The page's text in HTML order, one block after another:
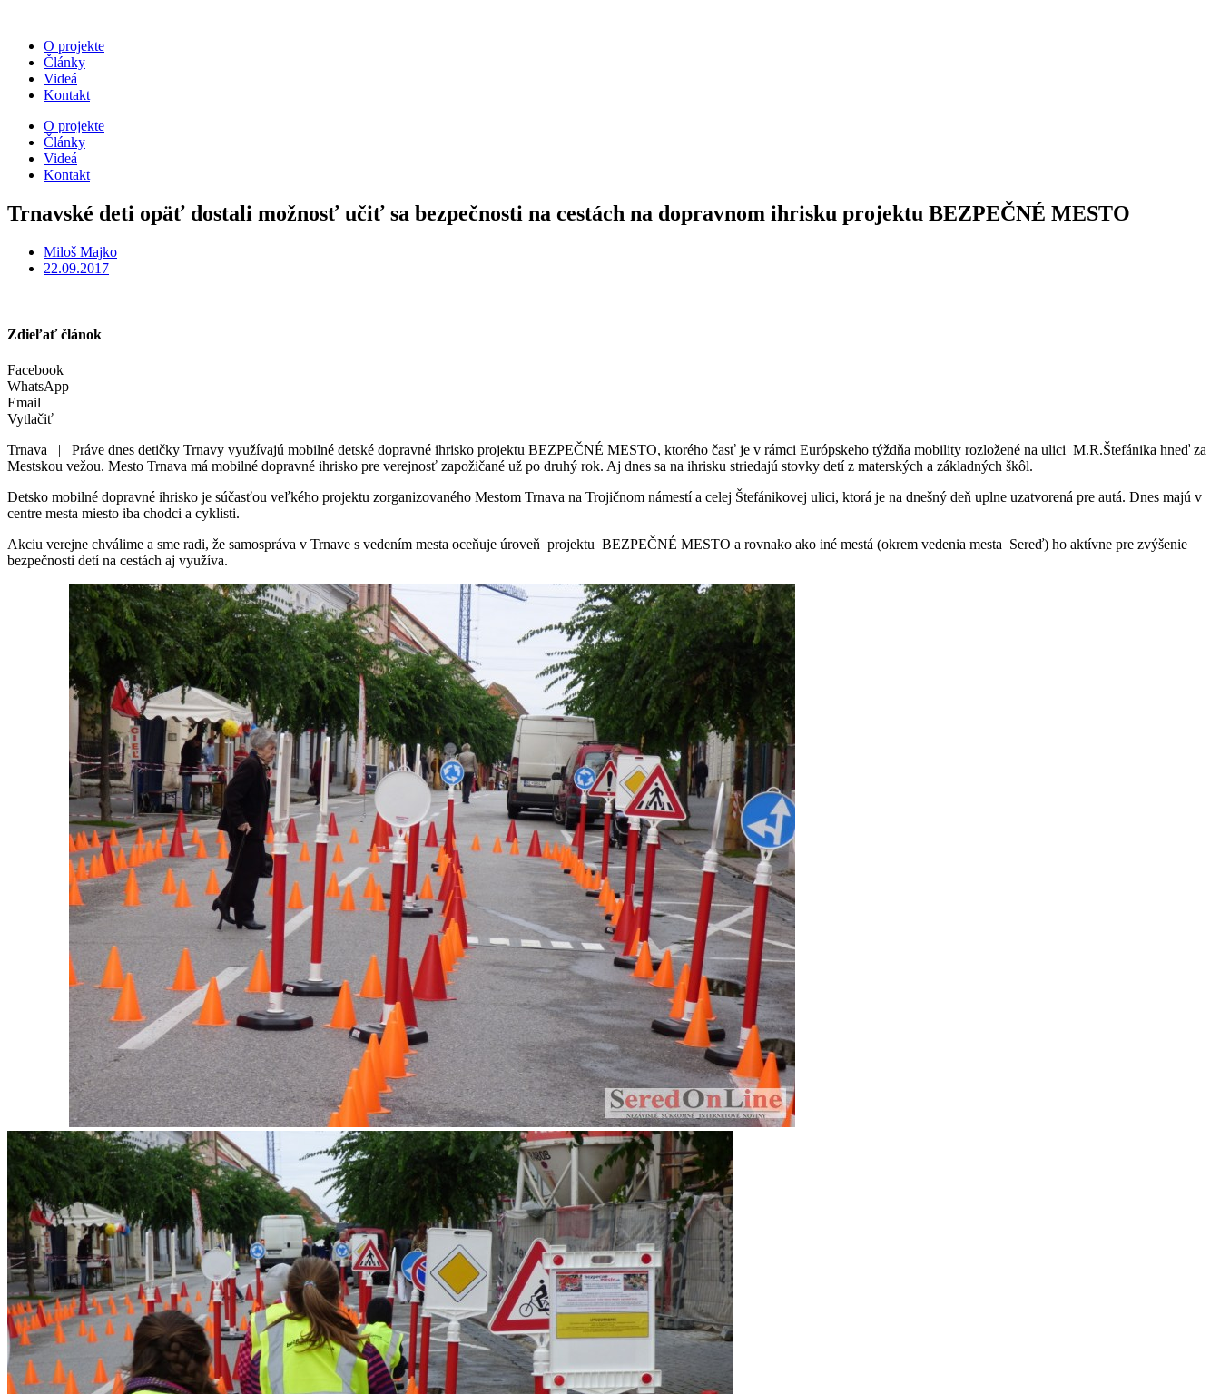
O projekte
Články
Videá
Kontakt
O projekte
Články
Videá
Kontakt
Trnavské deti opäť dostali možnosť učiť sa bezpečnosti na cestách na dopravnom ihrisku projektu BEZPEČNÉ MESTO
Miloš Majko
22.09.2017
Zdieľať článok
Facebook
WhatsApp
Email
Vytlačiť
Trnava | Práve dnes detičky Trnavy využívajú mobilné detské dopravné ihrisko projektu BEZPEČNÉ MESTO, ktorého časť je v rámci Európskeho týždňa mobility rozložené na ulici M.R.Štefánika hneď za
Mestskou vežou. Mesto Trnava má mobilné dopravné ihrisko pre verejnosť zapožičané už po druhý rok. Aj dnes sa na ihrisku striedajú stovky detí z materských a základných škôl.
Detsko mobilné dopravné ihrisko je súčasťou veľkého projektu zorganizovaného Mestom Trnava na Trojičnom námestí a celej Štefánikovej ulici, ktorá je na dnešný deň uplne uzatvorená pre autá. Dnes majú v
centre mesta miesto iba chodci a cyklisti.
Akciu verejne chválime a sme radi, že samospráva v Trnave s vedením mesta oceňuje úroveň projektu BEZPEČNÉ MESTO a rovnako ako iné mestá (okrem vedenia mesta Sereď) ho aktívne pre zvýšenie
bezpečnosti detí na cestách aj využíva.